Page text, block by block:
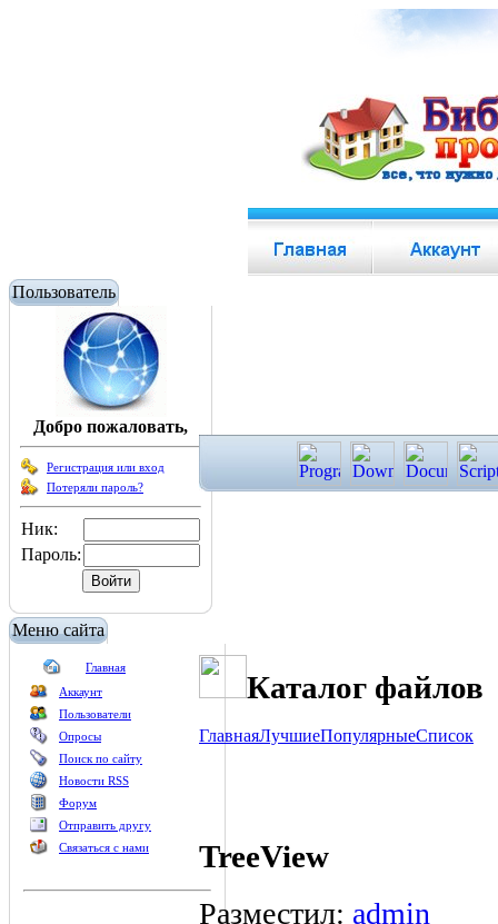
Пользователь
Добро пожаловать,
Регистрация или вход
Потеряли пароль?
Ник:
Пароль:
Меню сайта
Главная
Аккаунт
Пользователи
Опросы
Поиск по сайту
Новости RSS
Форум
Отправить другу
Связаться с нами
Каталог файлов
ГлавнаяЛучшиеПопулярныеСписок
TreeView
Разместил: admin